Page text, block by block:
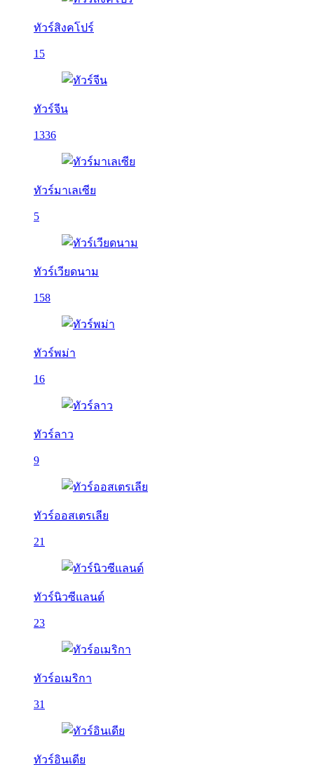
ทัวร์สิงคโปร์
15
ทัวร์จีน
1336
ทัวร์มาเลเซีย
5
ทัวร์เวียดนาม
158
ทัวร์พม่า
16
ทัวร์ลาว
9
ทัวร์ออสเตรเลีย
21
ทัวร์นิวซีแลนด์
23
ทัวร์อเมริกา
31
ทัวร์อินเดีย